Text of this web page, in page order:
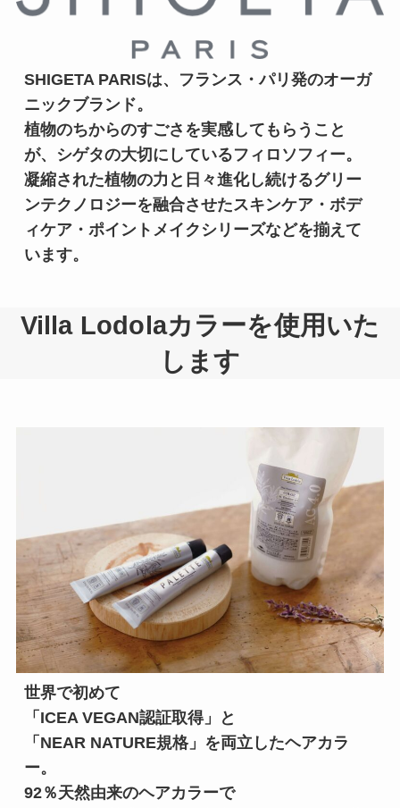
SHIGETA PARISは、フランス・パリ発のオーガ
ニックブランド。
植物のちからのすごさを実感してもらうこと
が、シゲタの大切にしているフィロソフィー。
凝縮された植物の力と日々進化し続けるグリー
ンテクノロジーを融合させたスキンケア・ボデ
ィケア・ポイントメイクシリーズなどを揃えて
います。
Villa Lodolaカラーを使用いた
します
世界で初めて
「ICEA VEGAN認証取得」と
「NEAR NATURE規格」を両立したヘアカラ
ー。
92％天然由来のヘアカラーで